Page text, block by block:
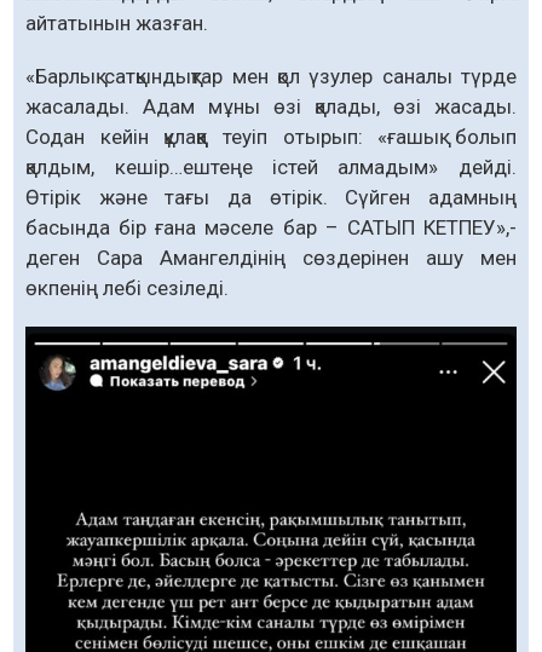
айтатынын жазған.
«Барлық сатқындықтар мен қол үзулер саналы түрде
жасалады. Адам мұны өзі қалады, өзі жасады.
Содан кейін құлаққа теуіп отырып: «ғашық болып
қалдым, кешір…ештеңе істей алмадым» дейді.
Өтірік және тағы да өтірік. Сүйген адамның
басында бір ғана мәселе бар – САТЫП КЕТПЕУ»,-
деген Сара Амангелдінің сөздерінен ашу мен
өкпенің лебі сезіледі.